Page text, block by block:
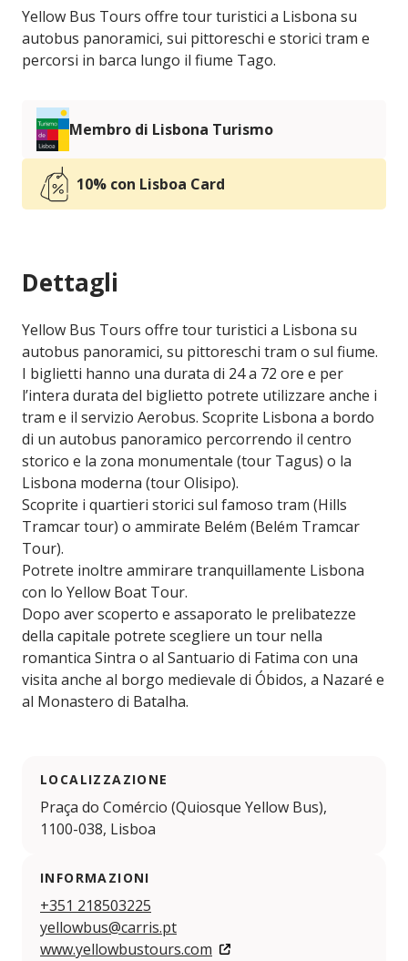
Yellow Bus Tours offre tour turistici a Lisbona su
autobus panoramici, sui pittoreschi e storici tram e
percorsi in barca lungo il fiume Tago.
Membro di Lisbona Turismo
10% con Lisboa Card
Dettagli
Yellow Bus Tours offre tour turistici a Lisbona su
autobus panoramici, su pittoreschi tram o sul fiume.
I biglietti hanno una durata di 24 a 72 ore e per
l’intera durata del biglietto potrete utilizzare anche i
tram e il servizio Aerobus. Scoprite Lisbona a bordo
di un autobus panoramico percorrendo il centro
storico e la zona monumentale (tour Tagus) o la
Lisbona moderna (tour Olisipo).
Scoprite i quartieri storici sul famoso tram (Hills
Tramcar tour) o ammirate Belém (Belém Tramcar
Tour).
Potrete inoltre ammirare tranquillamente Lisbona
con lo Yellow Boat Tour.
Dopo aver scoperto e assaporato le prelibatezze
della capitale potrete scegliere un tour nella
romantica Sintra o al Santuario di Fatima con una
visita anche al borgo medievale di Óbidos, a Nazaré e
al Monastero di Batalha.
LOCALIZZAZIONE
Praça do Comércio (Quiosque Yellow Bus),
1100-038, Lisboa
INFORMAZIONI
+351 218503225
yellowbus@carris.pt
www.yellowbustours.com